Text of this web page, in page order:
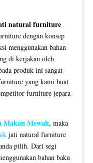
natural furniture
dengan konsep
menggunakan bahan
di kerjakan oleh
produk ini sangat
yang kami buat
furniture jepara
Makan Mewah, maka
jati natural furniture
pilih. Dari segi
bahan baku